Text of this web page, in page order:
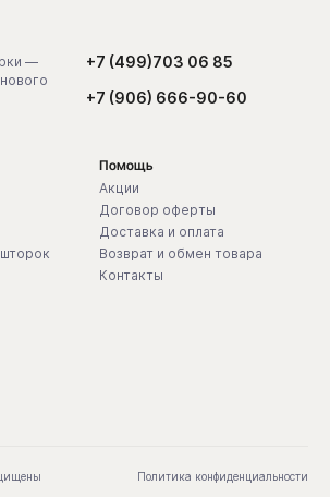
—
+7 (499)703 06 85
+7 (906) 666-90-60
Помощь
Акции
Договор оферты
Доставка и оплата
Возврат и обмен товара
Контакты
Политика конфиденциальности